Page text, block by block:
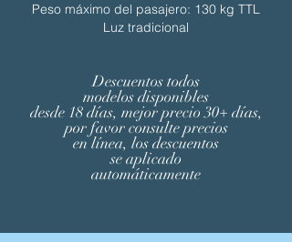
Peso máximo del pasajero: 130 kg TTL
Luz tradicional
Descuentos todos
modelos disponibles
desde 18 días, mejor precio 30+ días,
por favor consulte precios
en línea, los descuentos
se aplicado
automáticamente